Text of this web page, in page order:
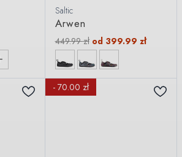
Saltic
Arwen
449.99zł od 399.99 zł
- 70.00 zł